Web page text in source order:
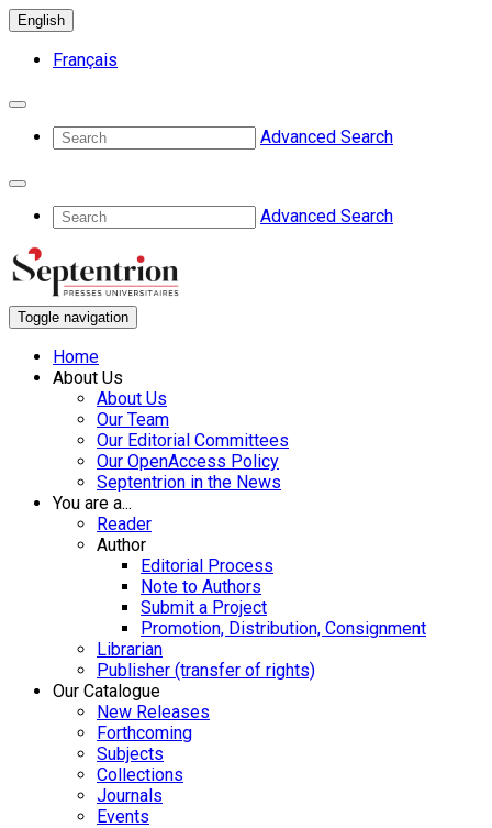
English
Français
Advanced Search
Advanced Search
Toggle navigation
Home
About Us
About Us
Our Team
Our Editorial Committees
Our OpenAccess Policy
Septentrion in the News
You are a...
Reader
Author
Editorial Process
Note to Authors
Submit a Project
Promotion, Distribution, Consignment
Librarian
Publisher (transfer of rights)
Our Catalogue
New Releases
Forthcoming
Subjects
Collections
Journals
Events